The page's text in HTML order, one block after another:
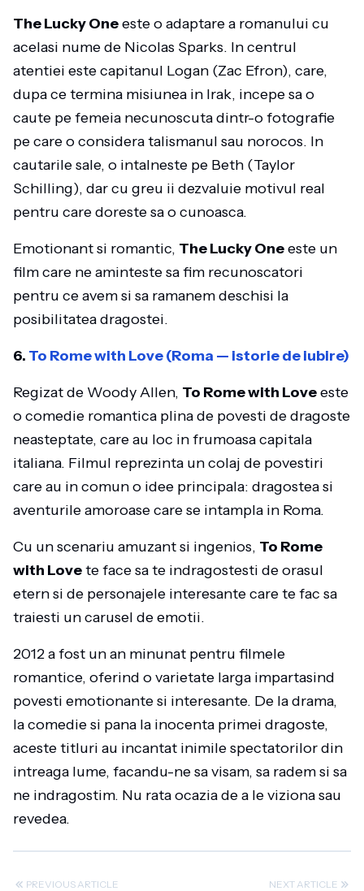
The Lucky Oneeste o adaptare a romanului cu
acelasi nume de Nicolas Sparks. In centrul
atentiei este capitanul Logan (Zac Efron), care,
dupa ce termina misiunea in Irak, incepe sa o
caute pe femeia necunoscuta dintr-o fotografie
pe care o considera talismanul sau norocos. In
cautarile sale, o intalneste pe Beth (Taylor
Schilling), dar cu greu ii dezvaluie motivul real
pentru care doreste sa o cunoasca.
Emotionant si romantic, The Lucky Oneeste un
film care ne aminteste sa fim recunoscatori
pentru ce avem si sa ramanem deschisi la
posibilitatea dragostei.
6. To Rome with Love (Roma — istorie de iubire)
Regizat de Woody Allen, To Rome with Loveeste
o comedie romantica plina de povesti de dragoste
neasteptate, care au loc in frumoasa capitala
italiana. Filmul reprezinta un colaj de povestiri
care au in comun o idee principala: dragostea si
aventurile amoroase care se intampla in Roma.
Cu un scenariu amuzant si ingenios, To Rome
with Lovete face sa te indragostesti de orasul
etern si de personajele interesante care te fac sa
traiesti un carusel de emotii.
2012 a fost un an minunat pentru filmele
romantice, oferind o varietate larga impartasind
povesti emotionante si interesante. De la drama,
la comedie si pana la inocenta primei dragoste,
aceste titluri au incantat inimile spectatorilor din
intreaga lume, facandu-ne sa visam, sa radem si sa
ne indragostim. Nu rata ocazia de a le viziona sau
revedea.
PREVIOUS ARTICLE NEXT ARTICLE